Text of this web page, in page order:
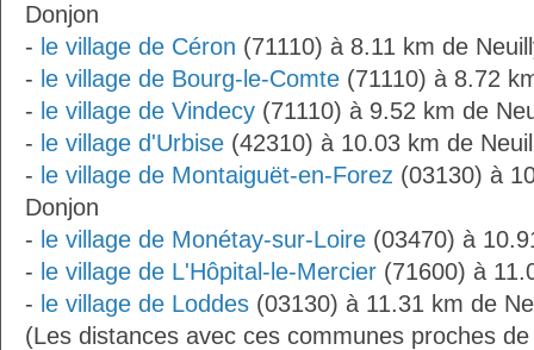
Donjon
- le village de Céron (71110) à 8.11 km de
- le village de Bourg-le-Comte (71110) à 8.72
- le village de Vindecy (71110) à 9.52 km de
- le village d'Urbise (42310) à 10.03 km de
- le village de Montaiguët-en-Forez (03130) à
Donjon
- le village de Monétay-sur-Loire (03470) à
- le village de L'Hôpital-le-Mercier (71600) à
- le village de Loddes (03130) à 11.31 km de
(Les distances avec ces communes proches